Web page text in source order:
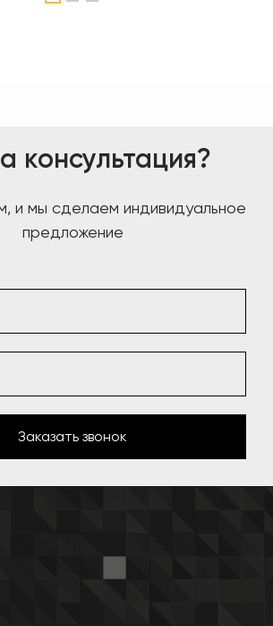
консультация?
и мы сделаем индивидуальное
предложение